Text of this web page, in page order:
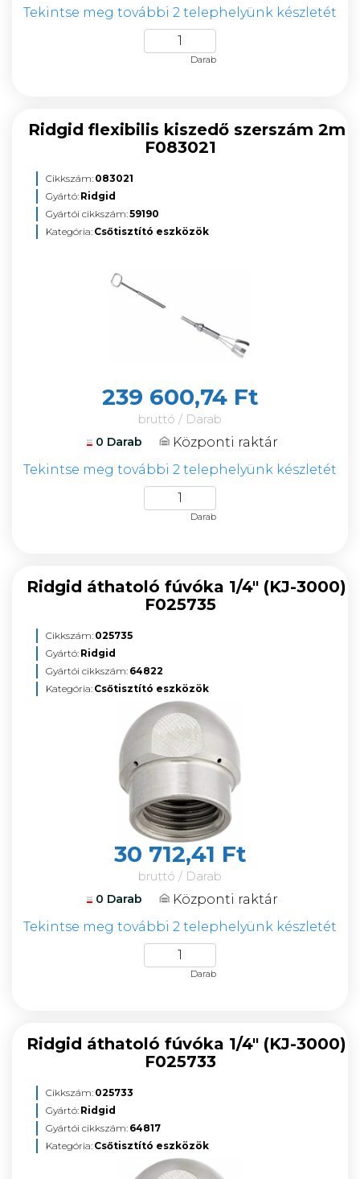
Tekintse meg további 2 telephelyünk készletét
Darab
Ridgid flexibilis kiszedő szerszám 2m
F083021
Cikkszám: 083021
Gyártó: Ridgid
Gyártói cikkszám:59190
Kategória: Csőtisztító eszközök
239 600,74 Ft
bruttó / Darab
0 Darab
Központi raktár
Tekintse meg további 2 telephelyünk készletét
Darab
Ridgid áthatoló fúvóka 1/4" (KJ-3000)
F025735
Cikkszám: 025735
Gyártó: Ridgid
Gyártói cikkszám: 64822
Kategória: Csőtisztító eszközök
30 712,41 Ft
bruttó / Darab
0 Darab
Központi raktár
Tekintse meg további 2 telephelyünk készletét
Darab
Ridgid áthatoló fúvóka 1/4" (KJ-3000)
F025733
Cikkszám: 025733
Gyártó: Ridgid
Gyártói cikkszám: 64817
Kategória: Csőtisztító eszközök